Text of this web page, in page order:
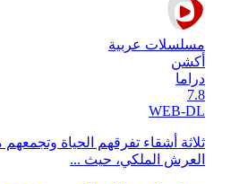
مسلسلات عربية
أكشن
دراما
7.8
WEB-DL
ثلاثة أشقاء تفرقهم الحياة
العرش الملكي، حيث ...